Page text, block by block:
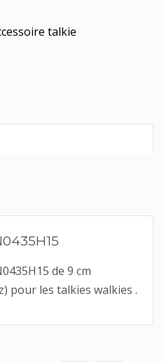
talkie
de 9 cm
pour les talkies walkies .